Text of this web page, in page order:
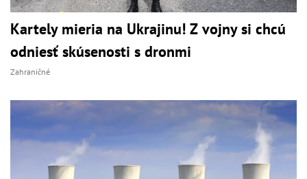
Kartely mieria na Ukrajinu! Z vojny si chcú
odniesť skúsenosti s dronmi
Zahraničné